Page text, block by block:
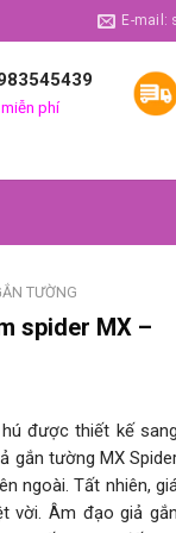
E-mail:
phí
TƯỜNG
spider MX –
được thiết kế sang
gắn tường MX
ngoài. Tất nhiên,
vời. Âm đạo giả gắn